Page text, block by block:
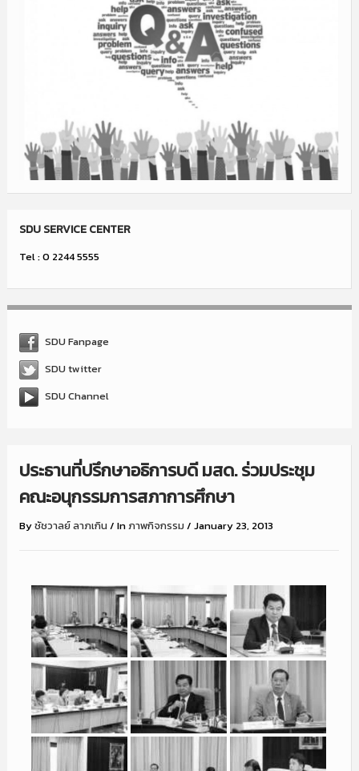
SDU SERVICE CENTER
Tel : 0 2244 5555
SDU Fanpage
SDU twitter
SDU Channel
ประธานที่ปรึกษาอธิการบดี มสด. ร่วมประชุม
คณะอนุกรรมการสภาการศึกษา
Byชัชวาลย์ ลาภเกิน / Inภาพกิจกรรม / January 23, 2013